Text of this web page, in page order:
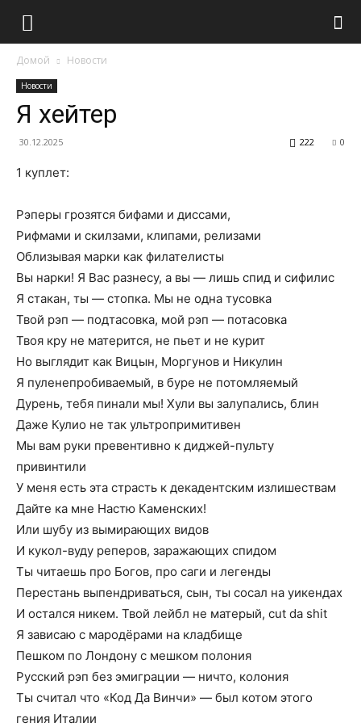
Домой Новости
Новости
Я хейтер
30.12.2025 0
222
1 куплет:
Рэперы грозятся бифами и диссами,
Рифмами и скилзами, клипами, релизами
Облизывая марки как филателисты
Вы нарки! Я Вас разнесу, а вы — лишь спид и сифилис
Я стакан, ты — стопка. Мы не одна тусовка
Твой рэп — подтасовка, мой рэп — потасовка
Твоя кру не матерится, не пьет и не курит
Но выглядит как Вицын, Моргунов и Никулин
Я пуленепробиваемый, в буре не потомляемый
Дурень, тебя пинали мы! Хули вы залупались, блин
Даже Кулио не так ультропримитивен
Мы вам руки превентивно к диджей-пульту
привинтили
У меня есть эта страсть к декадентским излишествам
Дайте ка мне Настю Каменских!
Или шубу из вымирающих видов
И кукол-вуду реперов, заражающих спидом
Ты читаешь про Богов, про саги и легенды
Перестань выпендриваться, сын, ты сосал на уикендах
И остался никем. Твой лейбл не матерый, cut da shit
Я зависаю с мародёрами на кладбище
Пешком по Лондону с мешком полония
Русский рэп без эмиграции — ничто, колония
Ты считал что «Код Да Винчи» — был котом этого
гения Италии